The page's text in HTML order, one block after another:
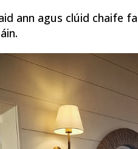
ann agus clúid chaife